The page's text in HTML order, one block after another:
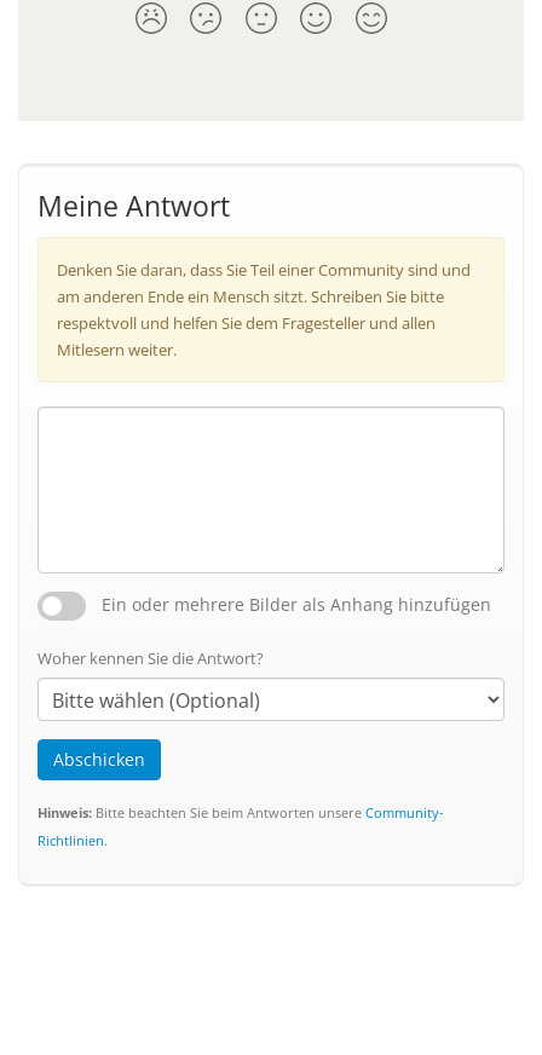
Meine Antwort
Denken Sie daran, dass Sie Teil einer Community sind und
am anderen Ende ein Mensch sitzt. Schreiben Sie bitte
respektvoll und helfen Sie dem Fragesteller und allen
Mitlesern weiter.
Ein oder mehrere Bilder als Anhang hinzufügen
Woher kennen Sie die Antwort?
Abschicken
Hinweis: Bitte beachten Sie beim Antworten unsere Community-
Richtlinien.